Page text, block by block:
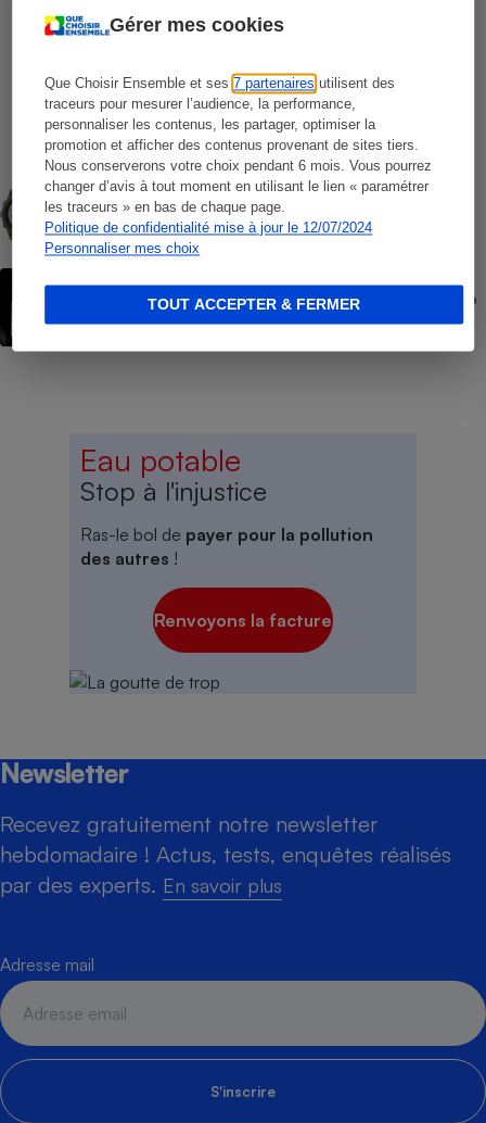
Gérer mes cookies
Que Choisir Ensemble et ses7 partenaires utilisent des
traceurs pour mesurer l’audience, la performance,
personnaliser les contenus, les partager, optimiser la
promotion et afficher des contenus provenant de sites tiers.
Nous conserverons votre choix pendant 6 mois. Vous pourrez
changer d’avis à tout moment en utilisant le lien « paramétrer
les traceurs » en bas de chaque page.
Politique de confidentialité mise à jour le 12/07/2024
Personnaliser mes choix
TOUT ACCEPTER & FERMER
COMMENT NOUS TESTONS
Opérateurs de téléphonie mobile - Le
protocole
COMMENT NOUS TESTONS
Montres connectées - Le protocole
Forfaits « à vie » Red by SFR - L’UFC-Que
Choisir fait lourdement condamner SFR
Eau potable
Stop à l'injustice
Ras-le bol de payer pour la pollution
des autres !
Renvoyons la facture
Newsletter
Recevez gratuitement notre newsletter
hebdomadaire ! Actus, tests, enquêtes réalisés
par des experts. En savoir plus
Adresse mail
S'inscrire